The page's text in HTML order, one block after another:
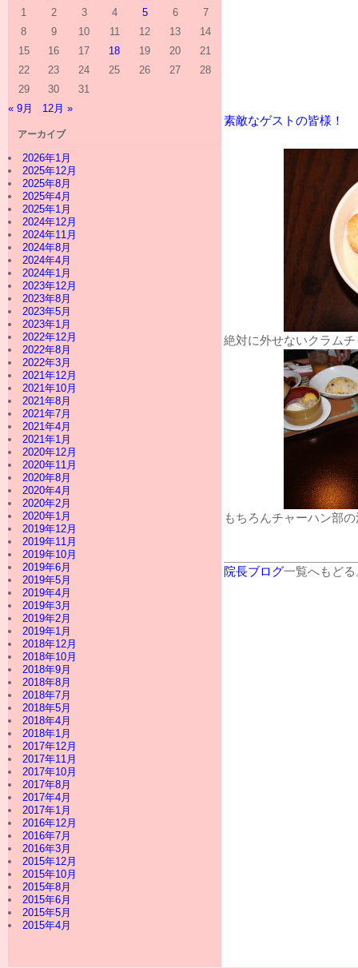
1
2 3 4 5 6
7
8
9 10 11 12 13
14
15
16 17 18 19 20
21
22
23 24 25 26 27
28
29
30
31
« 9月
12月 »
アーカイブ
2026年1月
2025年12月
2025年8月
2025年4月
2025年1月
2024年12月
2024年11月
2024年8月
2024年4月
2024年1月
2023年12月
2023年8月
2023年5月
2023年1月
2022年12月
2022年8月
2022年3月
2021年12月
2021年10月
2021年8月
2021年7月
2021年4月
2021年1月
2020年12月
2020年11月
2020年8月
2020年4月
2020年2月
2020年1月
2019年12月
2019年11月
2019年10月
2019年6月
2019年5月
2019年4月
2019年3月
2019年2月
2019年1月
2018年12月
2018年10月
2018年9月
2018年8月
2018年7月
2018年5月
2018年4月
2018年1月
2017年12月
2017年11月
2017年10月
2017年8月
2017年4月
2017年1月
2016年12月
2016年7月
2016年3月
2015年12月
2015年10月
2015年8月
2015年6月
2015年5月
2015年4月
素敵なゲストの皆様！
絶対に外せないクラム
もちろんチャーハン部
院長ブログ一覧へもどる